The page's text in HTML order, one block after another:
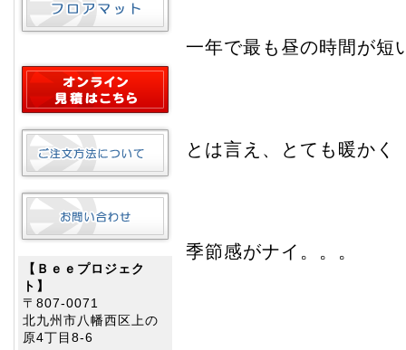
一年で最も昼の時間が短
とは言え、とても暖かく
季節感がナイ。。。
【Ｂｅｅプロジェク
ト】
〒807-0071
北九州市八幡西区上の
原4丁目8-6